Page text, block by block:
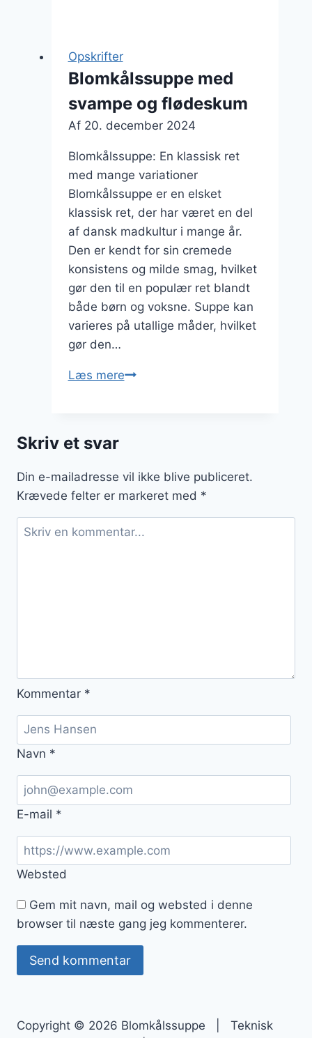
godt
Opskrifter
Blomkålssuppe med
svampe og flødeskum
Af 20. december 2024
Blomkålssuppe: En klassisk ret
med mange variationer
Blomkålssuppe er en elsket
klassisk ret, der har været en del
af dansk madkultur i mange år.
Den er kendt for sin cremede
konsistens og milde smag, hvilket
gør den til en populær ret blandt
både børn og voksne. Suppe kan
varieres på utallige måder, hvilket
gør den…
Læs mereBlomkålssuppe
Skriv et svar
Din e-mailadresse vil ikke blive publiceret.
Krævede felter er markeret med *
Kommentar *
Navn *
E-mail *
Websted
Gem mit navn, mail og websted i denne
browser til næste gang jeg kommenterer.
Copyright © 2026 Blomkålssuppe | Teknisk